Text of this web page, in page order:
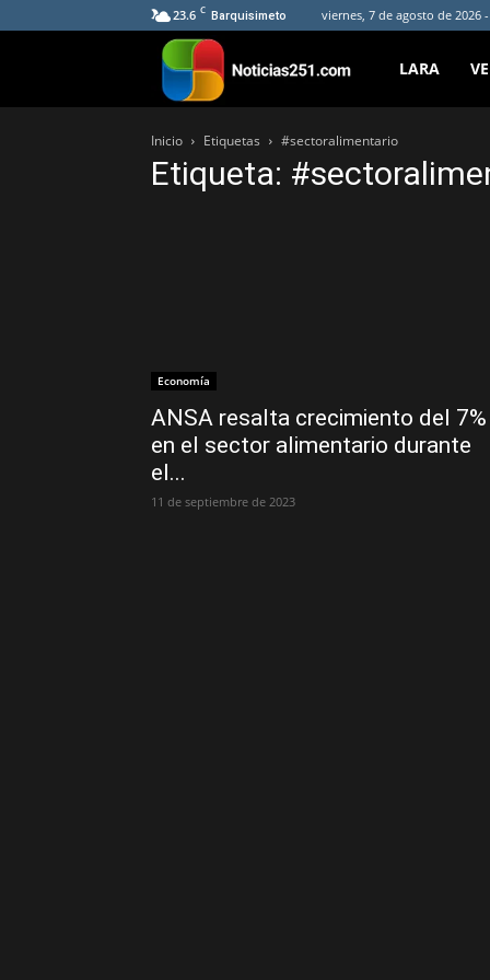
23.6 C Barquisimeto viernes, 7 de agosto de 2026
Noticias251
LARA
Inicio Etiquetas #sectoralimentario
Etiqueta:
Economía
ANSA resalta crecimiento del 7%
en el sector alimentario durante
el...
11 de septiembre de 2023